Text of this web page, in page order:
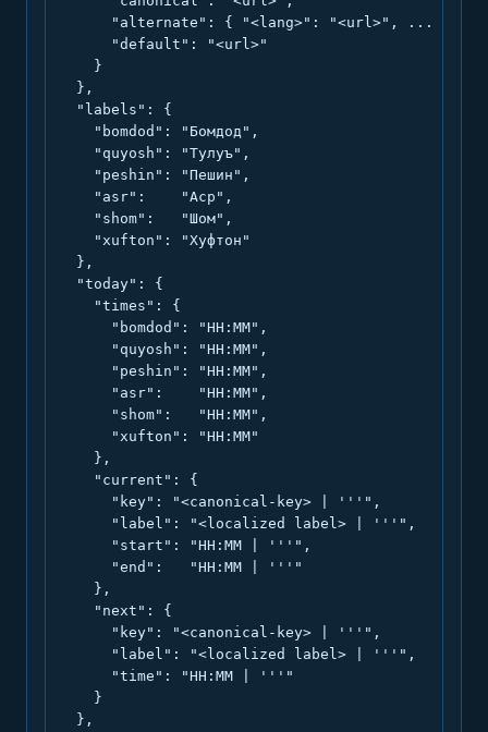
      "alternate": { "<lang>": "<url>", ... },
      "default": "<url>"
    }
  },
  "labels": {
    "bomdod": "Бомдод",
    "quyosh": "Тулуъ",
    "peshin": "Пешин",
    "asr":    "Аср",
    "shom":   "Шом",
    "xufton": "Хуфтон"
  },
  "today": {
    "times": {
      "bomdod": "HH:MM",
      "quyosh": "HH:MM",
      "peshin": "HH:MM",
      "asr":    "HH:MM",
      "shom":   "HH:MM",
      "xufton": "HH:MM"
    },
    "current": {
      "key": "<canonical-key> | '''",
      "label": "<localized label> | '''",
      "start": "HH:MM | '''",
      "end":   "HH:MM | '''"
    },
    "next": {
      "key": "<canonical-key> | '''",
      "label": "<localized label> | '''",
      "time": "HH:MM | '''"
    }
  },